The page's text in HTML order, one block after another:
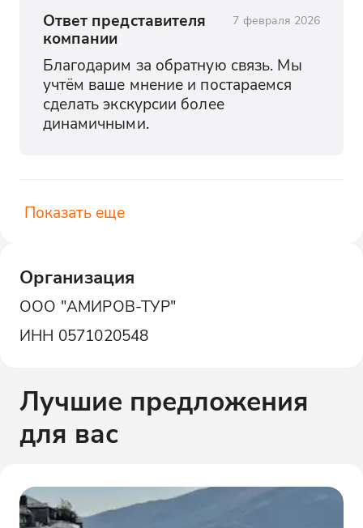
Ответ представителя
компании
7 февраля 2026
Благодарим за обратную связь. Мы
учтём ваше мнение и постараемся
сделать экскурсии более
динамичными.
Показать еще
Организация
ООО "АМИРОВ-ТУР"
ИНН 0571020548
Лучшие предложения
для вас